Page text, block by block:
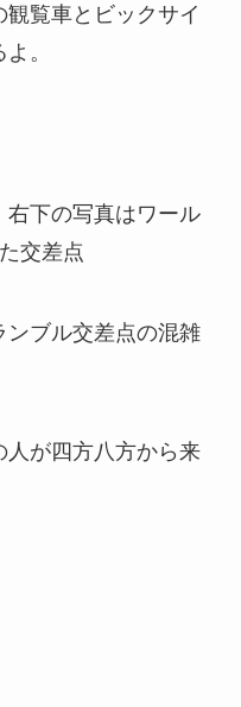
覧車とビックサイ
。
下の写真はワール
交差点
ンブル交差点の混雑
が四方八方から来